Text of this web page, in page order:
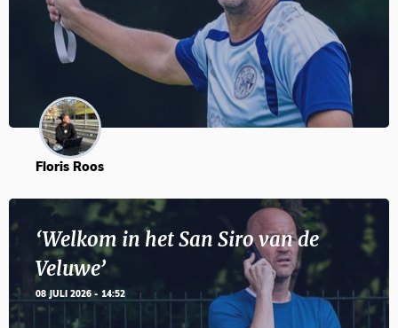
Floris Roos
‘Welkom in het San Siro van de
Veluwe’
08 JULI 2026 - 14:52